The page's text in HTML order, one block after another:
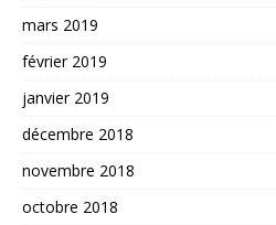
mars 2019
février 2019
janvier 2019
décembre 2018
novembre 2018
octobre 2018